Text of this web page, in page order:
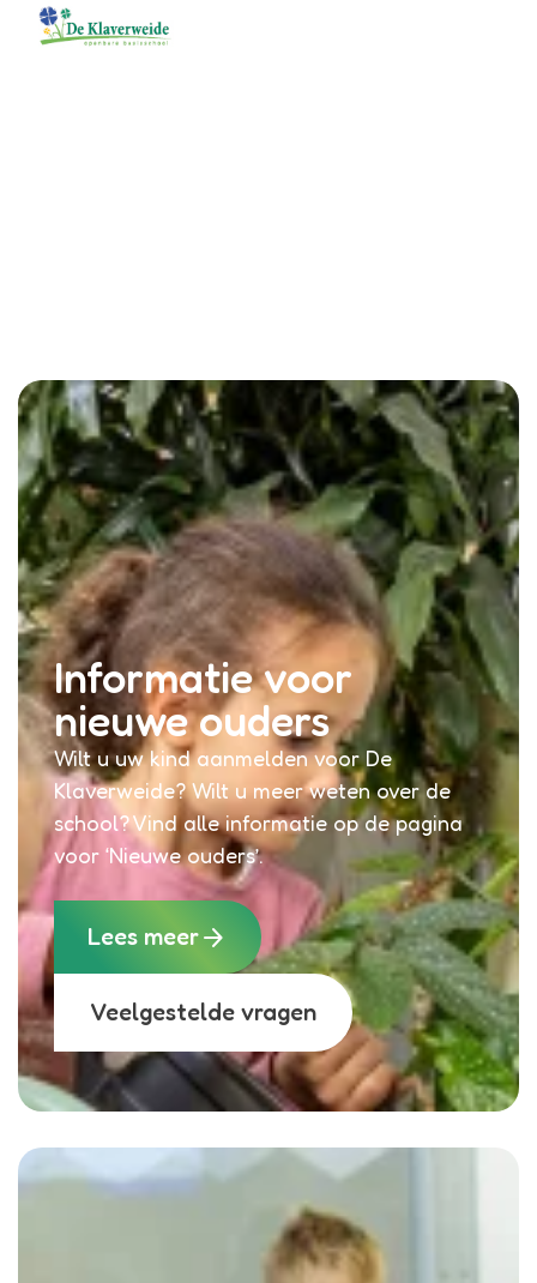
Klaverweide
Informatie voor
nieuwe ouders
Wilt u uw kind aanmelden voor De
Klaverweide? Wilt u meer weten over de
school? Vind alle informatie op de pagina
voor ‘Nieuwe ouders’.
Lees meerarrow_forward
Veelgestelde vragen